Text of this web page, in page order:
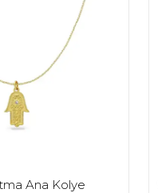
Ana Kolye